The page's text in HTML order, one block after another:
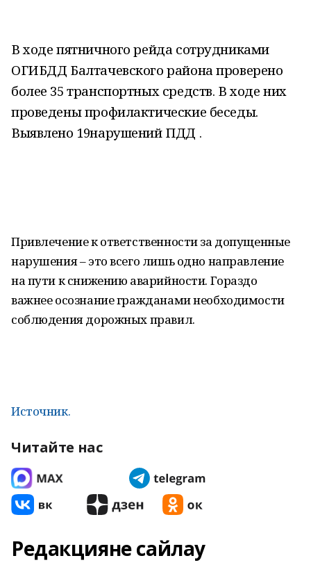
В ходе пятничного рейда сотрудниками
ОГИБДД Балтачевского района проверено
более 35 транспортных средств. В ходе них
проведены профилактические беседы.
Выявлено 19нарушений ПДД .
Привлечение к ответственности за допущенные
нарушения – это всего лишь одно направление
на пути к снижению аварийности. Гораздо
важнее осознание гражданами необходимости
соблюдения дорожных правил.
Источник.
Читайте нас
Редакцияне сайлау